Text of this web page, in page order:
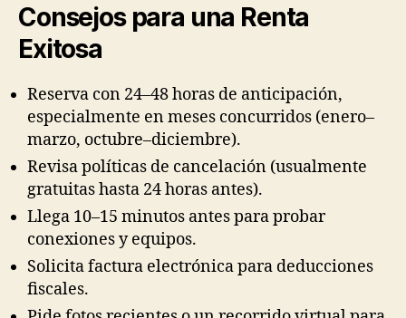
Consejos para una Renta
Exitosa
Reserva con 24–48 horas de anticipación,
especialmente en meses concurridos (enero–
marzo, octubre–diciembre).
Revisa políticas de cancelación (usualmente
gratuitas hasta 24 horas antes).
Llega 10–15 minutos antes para probar
conexiones y equipos.
Solicita factura electrónica para deducciones
fiscales.